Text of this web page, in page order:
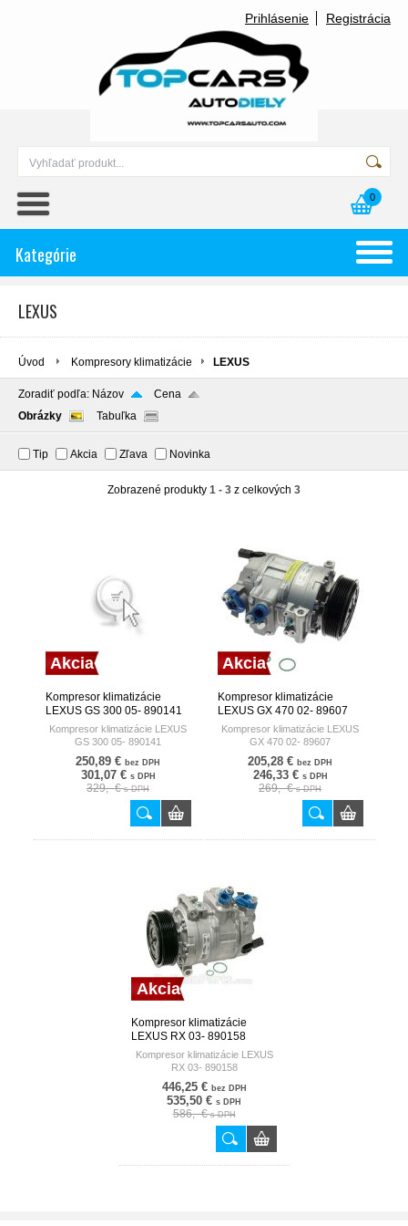
Prihlásenie Registrácia
0
Kategórie
LEXUS
Úvod Kompresory klimatizácie LEXUS
Zoradiť podľa: Názov
Cena
Obrázky
Tabuľka
Tip Akcia Zľava Novinka
Zobrazené produkty 1 - 3 z celkových 3
Akcia
Kompresor klimatizácie
LEXUS GS 300 05- 890141
NISSENS DENMARK
Kompresor klimatizácie LEXUS
GS 300 05- 890141
250,89 € bez DPH
301,07 € s DPH
329,- €s DPH
Akcia
Kompresor klimatizácie
LEXUS GX 470 02- 89607
NISSENS DENMARK
Kompresor klimatizácie LEXUS
GX 470 02- 89607
205,28 € bez DPH
246,33 € s DPH
269,- €s DPH
Akcia
Kompresor klimatizácie
LEXUS RX 03- 890158
NISSENS DENMARK
Kompresor klimatizácie LEXUS
RX 03- 890158
446,25 € bez DPH
535,50 € s DPH
586,- €s DPH